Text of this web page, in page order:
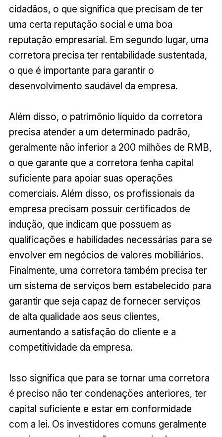
cidadãos, o que significa que precisam de ter
uma certa reputação social e uma boa
reputação empresarial. Em segundo lugar, uma
corretora precisa ter rentabilidade sustentada,
o que é importante para garantir o
desenvolvimento saudável da empresa.
Além disso, o patrimônio líquido da corretora
precisa atender a um determinado padrão,
geralmente não inferior a 200 milhões de RMB,
o que garante que a corretora tenha capital
suficiente para apoiar suas operações
comerciais. Além disso, os profissionais da
empresa precisam possuir certificados de
indução, que indicam que possuem as
qualificações e habilidades necessárias para se
envolver em negócios de valores mobiliários.
Finalmente, uma corretora também precisa ter
um sistema de serviços bem estabelecido para
garantir que seja capaz de fornecer serviços
de alta qualidade aos seus clientes,
aumentando a satisfação do cliente e a
competitividade da empresa.
Isso significa que para se tornar uma corretora
é preciso não ter condenações anteriores, ter
capital suficiente e estar em conformidade
com a lei. Os investidores comuns geralmente